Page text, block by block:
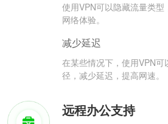
使用VPN可以隐藏流量类
网络体验。
减少延迟
在某些情况下，使用VPN
径，减少延迟，提高网速。
远程办公支持